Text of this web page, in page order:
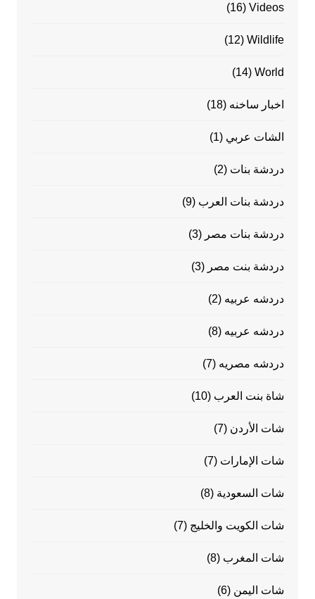
Videos
(16)
Wildlife
(12)
World
(14)
اخبار ساخنه (18)
الشات عربي (1)
دردشة بنات (2)
دردشة بنات العرب (9)
دردشة بنات مصر (3)
دردشة بنت مصر (3)
دردشه عربيه (2)
دردشه عربيه (8)
دردشه مصريه (7)
شاة بنت العرب (10)
شات الأردن (7)
شات الإمارات (7)
شات السعودية (8)
شات الكويت والخليج (7)
شات المغرب (8)
شات اليمن (6)